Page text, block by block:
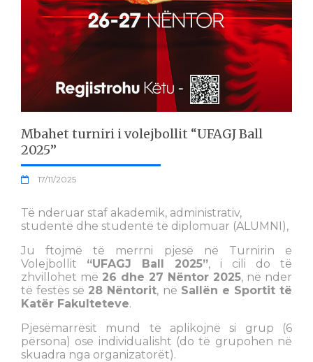
Mbahet turniri i volejbollit “UFAGJ Ball
2025”
17/11/2025
Të nderuar staf akademik, administrativ,
studentë dhe studentë të diplomuar (ALUMNI),
Ju ftojmë të merrni pjesë në Turnirin e
Volejbollit “UFAGJ Ball 2025”, i cili do të
zhvillohet më 26 dhe 27 Nëntor 2025, në nder
të festës së 28 Nëntorit, në Sallën e Sportit të
Katër Fakulteteve.
Pjesëmarrësit mund të aplikojnë si grup (6
përsona) ose individualisht (do të grupohen në
skuadra nga organizatorët).